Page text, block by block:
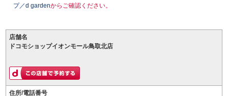
プ／d gardenからご確認ください。
店舗名
ドコモショップイオンモール鳥取北店
住所/電話番号